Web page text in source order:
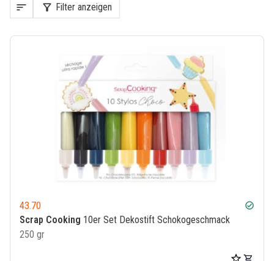
sort filter_alt Filter anzeigen
43.70 check_circle
Scrap Cooking 10er Set Dekostift Schokogeschmack
250 gr